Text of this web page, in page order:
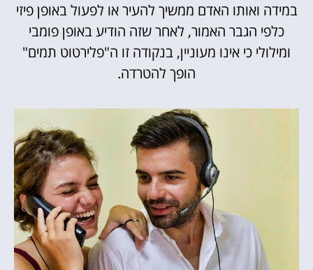
במידה ואותו האדם ממשיך להעיר או לפעול באופן פיזי
כלפי הגבר האמור, לאחר שזה הודיע באופן פומבי
ומילולי כי אינו מעוניין, בנקודה זו ה"פלירטוט תמים"
הופך להטרדה.